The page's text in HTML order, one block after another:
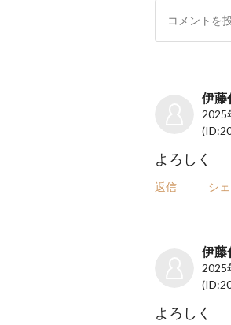
伊藤
2025
よろしく
返信 シ
伊藤
2025
よろしく